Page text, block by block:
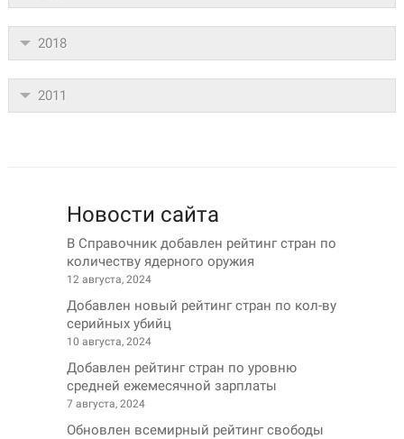
2018
2011
Новости сайта
В Справочник добавлен рейтинг стран по
количеству ядерного оружия
12 августа, 2024
Добавлен новый рейтинг стран по кол-ву
серийных убийц
10 августа, 2024
Добавлен рейтинг стран по уровню
средней ежемесячной зарплаты
7 августа, 2024
Обновлен всемирный рейтинг свободы